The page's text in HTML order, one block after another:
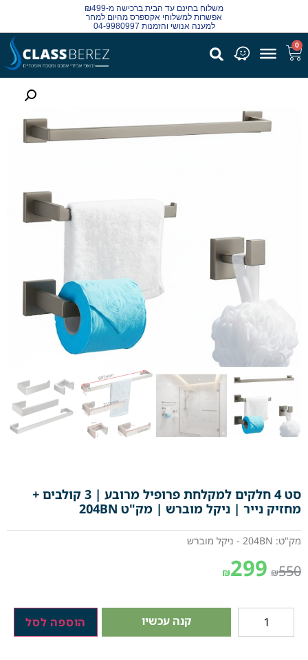
משלוח בחינם עד הבית ברכישה מ-₪499
אפשרות למשלוחי אקספרס מהיום למחר
למענה אנושי והזמנות 04-9980997
0
סט 4 חלקים למקלחת פרופיל מרובע | 3 קולבים +
מחזיק נייר | ניקל מוברש | מק"ט 204BN
מק"ט: 204BN - ניקל מוברש
₪550
₪299
קנה עכשיו הוספה לסל